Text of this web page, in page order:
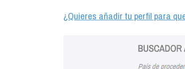
¿Quieres añadir tu perfil para